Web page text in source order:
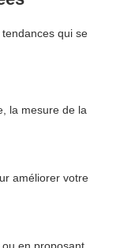
qui se
la mesure de la
améliorer votre
en proposant